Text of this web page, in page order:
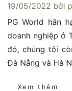
19/05/2022 bởi
PG World hân
doanh nghiệp ở
đó, chúng tôi
Đà Nẵng và Hà
Xem thêm